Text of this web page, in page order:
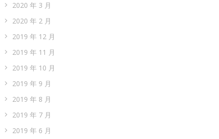
2020 年 3 月
2020 年 2 月
2019 年 12 月
2019 年 11 月
2019 年 10 月
2019 年 9 月
2019 年 8 月
2019 年 7 月
2019 年 6 月